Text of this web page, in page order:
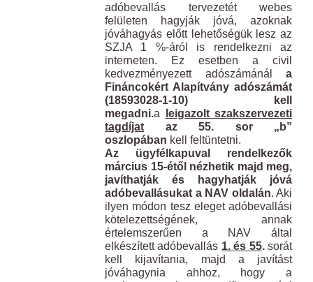
adóbevallás tervezetét webes
felületen hagyják jóvá, azoknak
jóváhagyás előtt lehetőségük lesz az
SZJA 1 %-áról is rendelkezni az
interneten. Ez esetben a civil
kedvezményezett adószámánál a
Fináncokért Alapítvány adószámát
(18593028-1-10) kell
megadni.a
leigazolt szakszervezeti
tagdíjat
az 55. sor „b”
oszlopában kell feltüntetni.
Az ügyfélkapuval rendelkezők
március 15-étől nézhetik majd meg,
javíthatják és hagyhatják jóvá
adóbevallásukat a NAV oldalán. Aki
ilyen módon tesz eleget adóbevallási
kötelezettségének, annak
értelemszerűen a NAV által
elkészített adóbevallás 1. és 55. sorát
kell kijavítania, majd a javítást
jóváhagynia ahhoz, hogy a